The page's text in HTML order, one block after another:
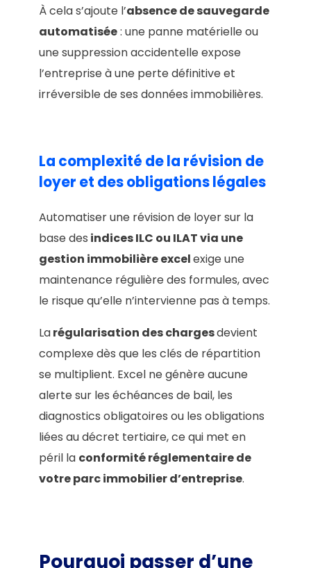
À cela s’ajoute l’absence de sauvegarde
automatisée: une panne matérielle ou
une suppression accidentelle expose
l’entreprise à une perte définitive et
irréversible de ses données immobilières.
La complexité de la révision de
loyer et des obligations légales
Automatiser une révision de loyer sur la
base des indices ILC ou ILAT via une
gestion immobilière excelexige une
maintenance régulière des formules, avec
le risque qu’elle n’intervienne pas à temps.
Larégularisation des chargesdevient
complexe dès que les clés de répartition
se multiplient. Excel ne génère aucune
alerte sur les échéances de bail, les
diagnostics obligatoires ou les obligations
liées au décret tertiaire, ce qui met en
péril la conformité réglementaire de
votre parc immobilier d’entreprise.
Pourquoi passer d’une